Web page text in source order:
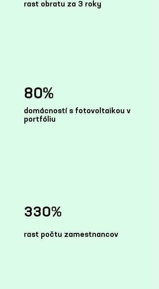
rast obratu za 3 roky
80%
domácností s fotovoltaikou v
portfóliu
330%
rast počtu zamestnancov